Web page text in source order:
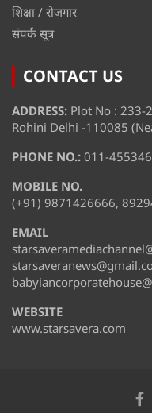
शिक्षा / रोजगार
संपर्क सूत्र
CONTACT US
ADDRESS: Plot No : 233-
Rohini Delhi -110085
PHONE NO.: 011-
MOBILE NO.
(+91) 9871426666,
EMAIL
WEBSITE
www.starsavera.com